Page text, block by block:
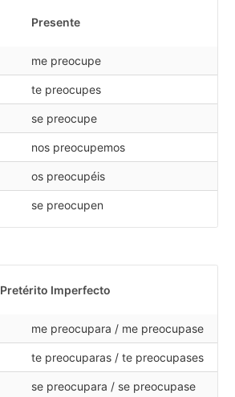
Presente
me preocupe
te preocupes
se preocupe
nos preocupemos
os preocupéis
se preocupen
Pretérito Imperfecto
me preocupara / me preocupase
te preocuparas / te preocupases
se preocupara / se preocupase